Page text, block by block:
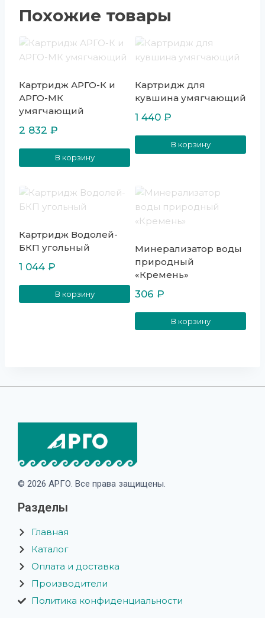
Похожие товары
Картридж АРГО-К и
АРГО-МК
умягчающий
2 832 ₽
В корзину
Картридж для
кувшина умягчающий
1 440 ₽
В корзину
Картридж Водолей-
БКП угольный
1 044 ₽
В корзину
Минерализатор воды
природный
«Кремень»
306 ₽
В корзину
© 2026 АРГО. Все права защищены.
Разделы
Главная
Каталог
Оплата и доставка
Производители
Политика конфиденциальности